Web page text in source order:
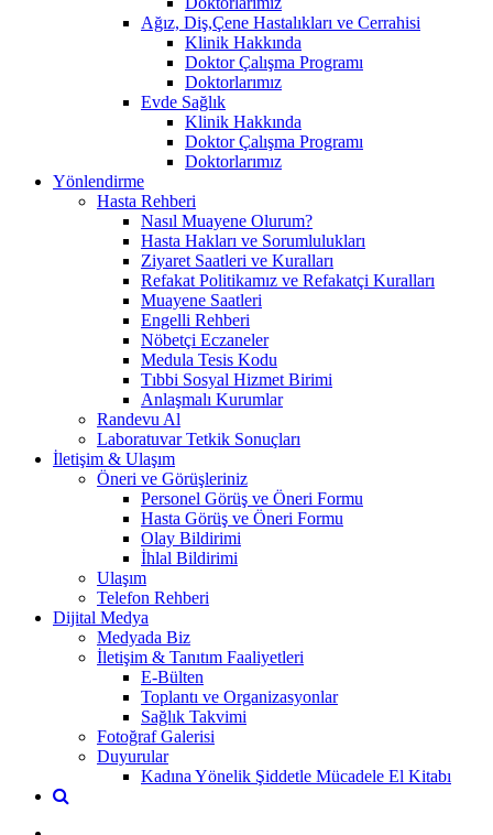
Ağız, Diş,Çene Hastalıkları ve Cerrahisi
Klinik Hakkında
Doktor Çalışma Programı
Doktorlarımız
Evde Sağlık
Klinik Hakkında
Doktor Çalışma Programı
Doktorlarımız
Yönlendirme
Hasta Rehberi
Nasıl Muayene Olurum?
Hasta Hakları ve Sorumlulukları
Ziyaret Saatleri ve Kuralları
Refakat Politikamız ve Refakatçi Kuralları
Muayene Saatleri
Engelli Rehberi
Nöbetçi Eczaneler
Medula Tesis Kodu
Tıbbi Sosyal Hizmet Birimi
Anlaşmalı Kurumlar
Randevu Al
Laboratuvar Tetkik Sonuçları
İletişim & Ulaşım
Öneri ve Görüşleriniz
Personel Görüş ve Öneri Formu
Hasta Görüş ve Öneri Formu
Olay Bildirimi
İhlal Bildirimi
Ulaşım
Telefon Rehberi
Dijital Medya
Medyada Biz
İletişim & Tanıtım Faaliyetleri
E-Bülten
Toplantı ve Organizasyonlar
Sağlık Takvimi
Fotoğraf Galerisi
Duyurular
Kadına Yönelik Şiddetle Mücadele El Kitabı